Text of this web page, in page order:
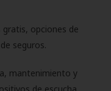
gratis, opciones de
seguros.
mantenimiento y